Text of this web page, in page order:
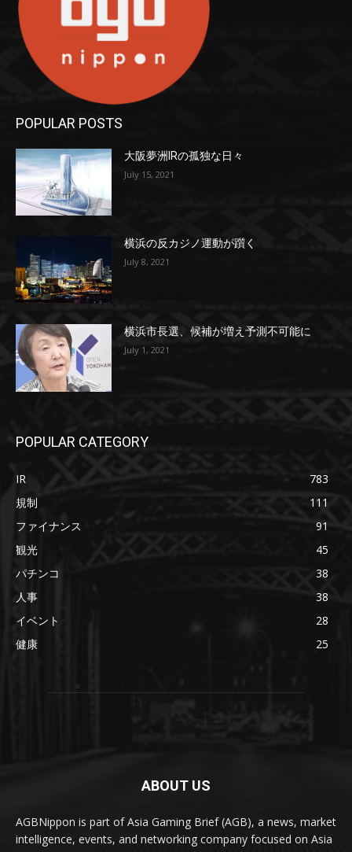
POPULAR POSTS
大阪夢洲IRの孤独な日々
July 15, 2021
横浜の反カジノ運動が躓く
July 8, 2021
横浜市長選、候補が増え予測不可能に
July 1, 2021
POPULAR CATEGORY
IR
783
規制
111
ファイナンス
91
観光
45
パチンコ
38
人事
38
イベント
28
健康
25
ABOUT US
AGBNippon is part of Asia Gaming Brief (AGB), a news, market
intelligence, events, and networking company focused on Asia